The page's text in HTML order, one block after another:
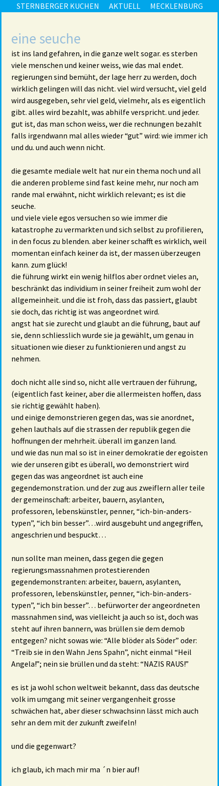
STERNBERGER KUCHEN AKTUELL MECKLENBURG
eine seuche
ist ins land gefahren, in die ganze welt sogar. es sterben
viele menschen und keiner weiss, wie das mal endet.
regierungen sind bemüht, der lage herr zu werden, doch
wirklich gelingen will das nicht. viel wird versucht, viel geld
wird ausgegeben, sehr viel geld, vielmehr, als es eigentlich
gibt. alles wird bezahlt, was abhilfe verspricht. und jeder.
gut ist, das man schon weiss, wer die rechnungen bezahlt
falls irgendwann mal alles wieder “gut” wird: wie immer ich
und du. und auch wenn nicht.
die gesamte mediale welt hat nur ein thema noch und all
die anderen probleme sind fast keine mehr, nur noch am
rande mal erwähnt, nicht wirklich relevant; es ist die
seuche.
und viele viele egos versuchen so wie immer die
katastrophe zu vermarkten und sich selbst zu profilieren,
in den focus zu blenden. aber keiner schafft es wirklich, weil
momentan einfach keiner da ist, der massen überzeugen
kann. zum glück!
die führung wirkt ein wenig hilflos aber ordnet vieles an,
beschränkt das individium in seiner freiheit zum wohl der
allgemeinheit. und die ist froh, dass das passiert, glaubt
sie doch, das richtig ist was angeordnet wird.
angst hat sie zurecht und glaubt an die führung, baut auf
sie, denn schliesslich wurde sie ja gewählt, um genau in
situationen wie dieser zu funktionieren und angst zu
nehmen.
doch nicht alle sind so, nicht alle vertrauen der führung,
(eigentlich fast keiner, aber die allermeisten hoffen, dass
sie richtig gewählt haben).
und einige demonstrieren gegen das, was sie anordnet,
gehen lauthals auf die strassen der republik gegen die
hoffnungen der mehrheit. überall im ganzen land.
und wie das nun mal so ist in einer demokratie der egoisten
wie der unseren gibt es überall, wo demonstriert wird
gegen das was angeordnet ist auch eine
gegendemonstration. und der zug aus zweiflern aller teile
der gemeinschaft: arbeiter, bauern, asylanten,
professoren, lebenskünstler, penner, “ich-bin-anders-
typen”, “ich bin besser”…wird ausgebuht und angegriffen,
angeschrien und bespuckt…
nun sollte man meinen, dass gegen die gegen
regierungsmassnahmen protestierenden
gegendemonstranten: arbeiter, bauern, asylanten,
professoren, lebenskünstler, penner, “ich-bin-anders-
typen”, “ich bin besser”… befürworter der angeordneten
massnahmen sind, was vielleicht ja auch so ist, doch was
steht auf ihren bannern, was brüllen sie dem demob
entgegen? nicht sowas wie: “Alle blöder als Söder” oder:
“Treib sie in den Wahn Jens Spahn”, nicht einmal “Heil
Angela!”; nein sie brüllen und da steht: “NAZIS RAUS!”
es ist ja wohl schon weltweit bekannt, dass das deutsche
volk im umgang mit seiner vergangenheit grosse
schwächen hat, aber dieser schwachsinn lässt mich auch
sehr an dem mit der zukunft zweifeln!
und die gegenwart?
ich glaub, ich mach mir ma ´n bier auf!